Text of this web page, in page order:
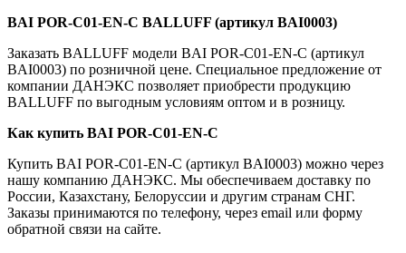
BAI POR-C01-EN-C BALLUFF (артикул BAI0003)
Заказать BALLUFF модели BAI POR-C01-EN-C (артикул
BAI0003) по розничной цене. Специальное предложение от
компании ДАНЭКС позволяет приобрести продукцию
BALLUFF по выгодным условиям оптом и в розницу.
Как купить BAI POR-C01-EN-C
Купить BAI POR-C01-EN-C (артикул BAI0003) можно через
нашу компанию ДАНЭКС. Мы обеспечиваем доставку по
России, Казахстану, Белоруссии и другим странам СНГ.
Заказы принимаются по телефону, через email или форму
обратной связи на сайте.